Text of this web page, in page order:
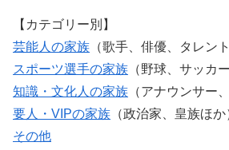
【カテゴリー別】
芸能人の家族 （歌手、俳優、タレン
スポーツ選手の家族 （野球、サッカ
知識・文化人の家族 （アナウンサー
要人・VIPの家族 （政治家、皇族ほか
その他